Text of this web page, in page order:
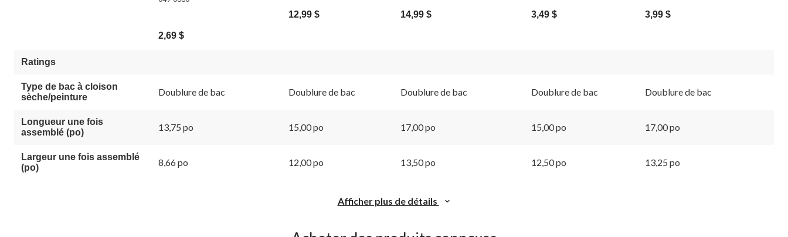
2,69 $
12,99 $ 14,99 $ 3,49 $ 3,99 $
Ratings
Type de bac à cloison
sèche/peinture
Doublure de bac Doublure de bac Doublure de bac Doublure de bac Doublure de bac
Longueur une fois
assemblé (po)
13,75 po 15,00 po 17,00 po 15,00 po 17,00 po
Largeur une fois assemblé
(po)
8,66 po 12,00 po 13,50 po 12,50 po 13,25 po
Afficher plus de détails